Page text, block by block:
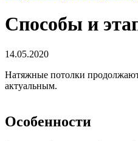
Способы и
14.05.2020
Натяжные потолки
актуальным.
Особенности